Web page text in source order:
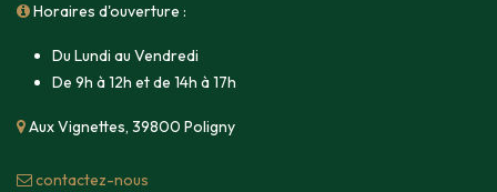
Horaires d'ouverture :
Du Lundi au Vendredi
De 9h à 12h et de 14h à 17h
Aux Vignettes, 39800 Poligny
contacte​z-nous